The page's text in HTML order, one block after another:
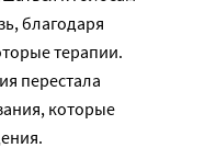
благодаря
терапии.
перестала
которые